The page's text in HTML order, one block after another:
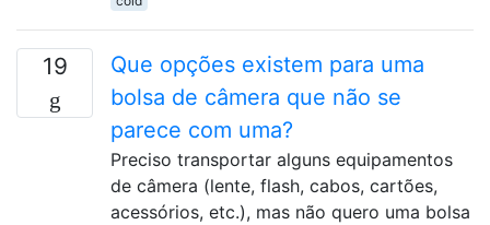
19
Que opções existem para uma
bolsa de câmera que não se
parece com uma?
Preciso transportar alguns equipamentos
de câmera (lente, flash, cabos, cartões,
acessórios, etc.), mas não quero uma bolsa